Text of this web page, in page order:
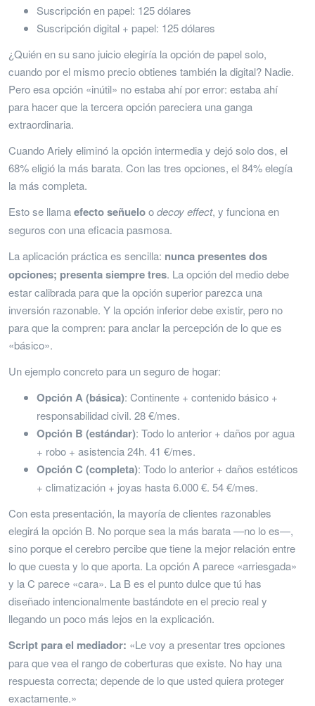
Suscripción en papel: 125 dólares
Suscripción digital + papel: 125 dólares
¿Quién en su sano juicio elegiría la opción de papel solo,
cuando por el mismo precio obtienes también la digital? Nadie.
Pero esa opción «inútil» no estaba ahí por error: estaba ahí
para hacer que la tercera opción pareciera una ganga
extraordinaria.
Cuando Ariely eliminó la opción intermedia y dejó solo dos, el
68% eligió la más barata. Con las tres opciones, el 84% elegía
la más completa.
Esto se llamaefecto señueloodecoy effect, y funciona en
seguros con una eficacia pasmosa.
La aplicación práctica es sencilla: nunca presentes dos
opciones; presenta siempre tres. La opción del medio debe
estar calibrada para que la opción superior parezca una
inversión razonable. Y la opción inferior debe existir, pero no
para que la compren: para anclar la percepción de lo que es
«básico».
Un ejemplo concreto para un seguro de hogar:
Opción A (básica): Continente + contenido básico +
responsabilidad civil. 28 €/mes.
Opción B (estándar): Todo lo anterior + daños por agua
+ robo + asistencia 24h. 41 €/mes.
Opción C (completa): Todo lo anterior + daños estéticos
+ climatización + joyas hasta 6.000 €. 54 €/mes.
Con esta presentación, la mayoría de clientes razonables
elegirá la opción B. No porque sea la más barata —no lo es—,
sino porque el cerebro percibe que tiene la mejor relación entre
lo que cuesta y lo que aporta. La opción A parece «arriesgada»
y la C parece «cara». La B es el punto dulce que tú has
diseñado intencionalmente bastándote en el precio real y
llegando un poco más lejos en la explicación.
Script para el mediador: «Le voy a presentar tres opciones
para que vea el rango de coberturas que existe. No hay una
respuesta correcta; depende de lo que usted quiera proteger
exactamente.»